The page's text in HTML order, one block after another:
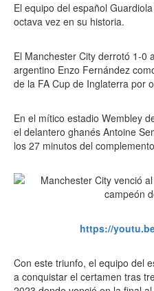
El equipo del español
octava vez en su historia.
El Manchester City derrotó 1-0
argentino Enzo Fernández
de la FA Cup de Inglaterra por
En el mítico estadio Wembley
el delantero ghanés Antoine
los 27 minutos del
https://
Con este triunfo, el equipo del
a conquistar el certamen tras